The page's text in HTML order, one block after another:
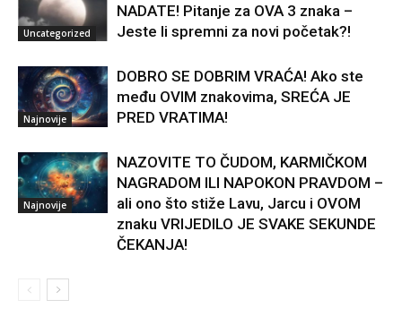
Uncategorized
NADATE! Pitanje za OVA 3 znaka –
Jeste li spremni za novi početak?!
Najnovije
DOBRO SE DOBRIM VRAĆA! Ako ste
među OVIM znakovima, SREĆA JE
PRED VRATIMA!
Najnovije
NAZOVITE TO ČUDOM, KARMIČKOM
NAGRADOM ILI NAPOKON PRAVDOM –
ali ono što stiže Lavu, Jarcu i OVOM
znaku VRIJEDILO JE SVAKE SEKUNDE
ČEKANJA!